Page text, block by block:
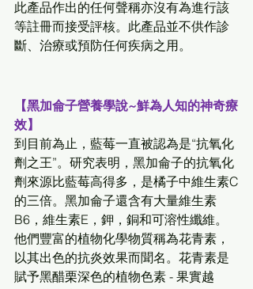
此產品作出的任何聲稱亦沒有為進行該
等註冊而接受評核。此產品並不供作診
斷、治療或預防任何疾病之用。
【黑加侖子營養學說~鮮為人知的神奇療
效】
到目前為止，藍莓一直被認為是“抗氧化
劑之王”。研究表明，黑加侖子的抗氧化
劑來源比藍莓高得多，是橘子中維生素C
的三倍。黑加侖子還含有大量維生素
B6，維生素E，鉀，銅和可溶性纖維。
他們豐富的植物化學物質稱為花青素，
以其出色的抗炎效果而聞名。花青素是
賦予黑醋栗深色的植物​​色素 - 果實越